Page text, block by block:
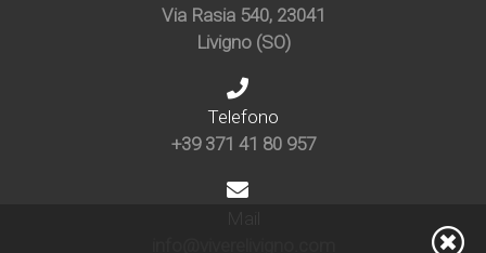
Via Rasia 540, 23041
Livigno (SO)
Telefono
+39 371 41 80 957